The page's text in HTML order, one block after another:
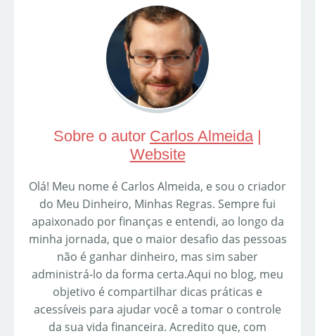
Sobre o autor Carlos Almeida|
Website
Olá! Meu nome é Carlos Almeida, e sou o criador
do Meu Dinheiro, Minhas Regras. Sempre fui
apaixonado por finanças e entendi, ao longo da
minha jornada, que o maior desafio das pessoas
não é ganhar dinheiro, mas sim saber
administrá-lo da forma certa.Aqui no blog, meu
objetivo é compartilhar dicas práticas e
acessíveis para ajudar você a tomar o controle
da sua vida financeira. Acredito que, com